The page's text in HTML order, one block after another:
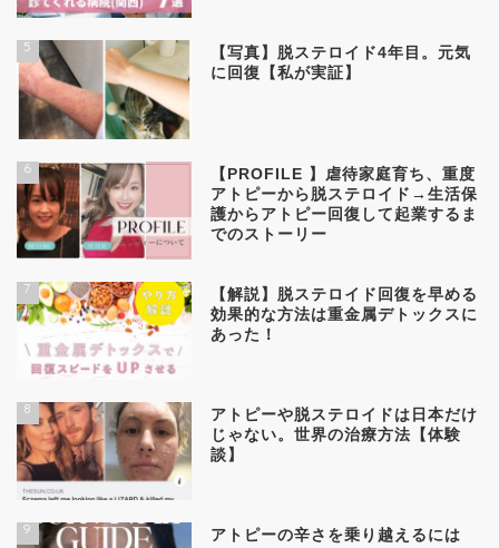
5
【写真】脱ステロイド4年目。元気
に回復【私が実証】
6
【PROFILE 】虐待家庭育ち、重度
アトピーから脱ステロイド→生活保
護からアトピー回復して起業するま
でのストーリー
7
【解説】脱ステロイド回復を早める
効果的な方法は重金属デトックスに
あった！
8
アトピーや脱ステロイドは日本だけ
じゃない。世界の治療方法【体験
談】
9 アトピーの辛さを乗り越えるには